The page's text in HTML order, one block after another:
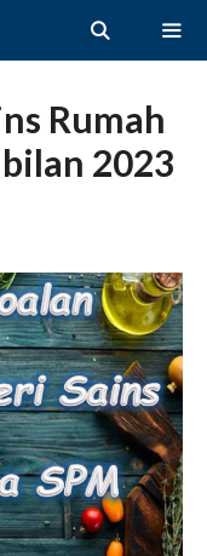
Rumah
2023